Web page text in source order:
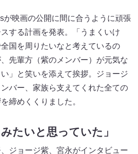
が映画の公開に間に合うように頑張
する計画を発表。「うまくいけ
国を周りたいなと考えているの
先輩方（紫のメンバー）が元気な
」と笑いを添えて挨拶。ジョージ
バー、家族ら支えてくれた全ての
締めくくりました。
たいと思っていた」
ジョージ紫、宮永がインタビュー